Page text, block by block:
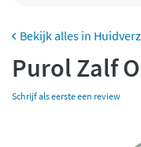
Purol Zalf
Schrijf als eerste een review